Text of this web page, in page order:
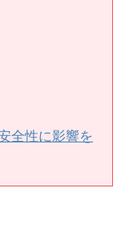
全性に影響を